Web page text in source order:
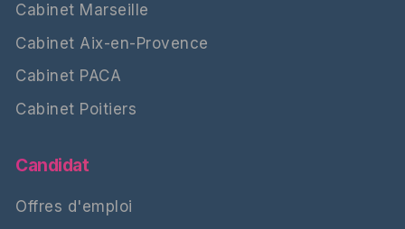
Cabinet Marseille
Cabinet Aix-en-Provence
Cabinet PACA
Cabinet Poitiers
Candidat
Offres d'emploi